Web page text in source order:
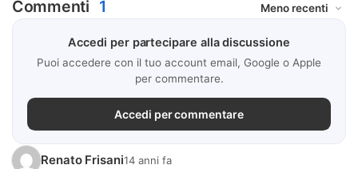
Commenti 1
Accedi per partecipare alla discussione
Puoi accedere con il tuo account email, Google o Apple
per commentare.
Accedi per commentare
Renato Frisani14 anni fa